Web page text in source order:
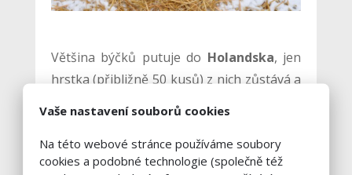
Většina býčků putuje do Holandska, jen
hrstka (přibližně 50 kusů) z nich zůstává a
je umístěna na mléčný výkrm ve
450 až 500 kg.
Vaše nastavení souborů cookies
Na této webové stránce používáme soubory
cookies a podobné technologie (společně též